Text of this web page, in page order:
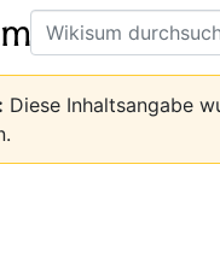
Suche
Diese Inhaltsangabe